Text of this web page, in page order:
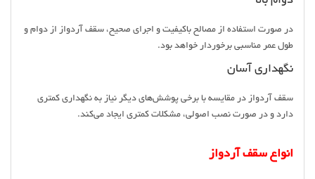
در صورت استفاده از مصالح باکیفیت و اجرای صحیح، سقف آردواز از دوام و
طول عمر مناسبی برخوردار خواهد بود.
نگهداری آسان
سقف آردواز در مقایسه با برخی پوشش‌های دیگر نیاز به نگهداری کمتری
دارد و در صورت نصب اصولی، مشکلات کمتری ایجاد می‌کند.
انواع سقف آردواز